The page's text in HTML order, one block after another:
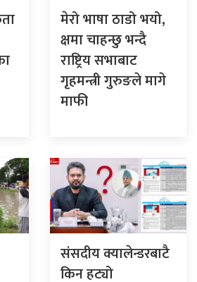
मेरो भाषा ठाडो भयो,
क्षमा चाहन्छु भन्दै
राष्ट्रिय सभाबाट
गृहमन्त्री गुरुङले मागे
माफी
संसदीय क्यालेन्डरबाटै
किन हट्यो